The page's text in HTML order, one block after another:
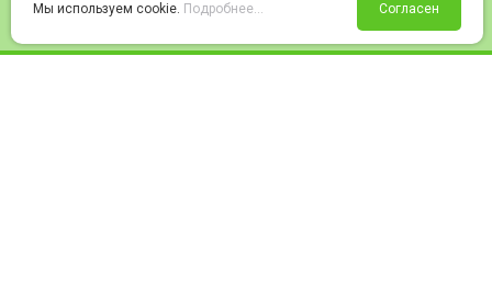
Войти Избранное Корзина
Мы используем cookie. Подробнее... Согласен